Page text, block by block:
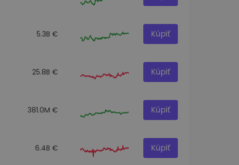
5.3B € Kúpiť
25.8B € Kúpiť
381.0M € Kúpiť
6.4B € Kúpiť